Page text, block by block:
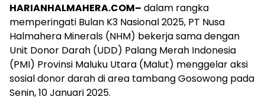
HARIANHALMAHERA.COM– dalam rangka
memperingati Bulan K3 Nasional 2025, PT Nusa
Halmahera Minerals (NHM) bekerja sama dengan
Unit Donor Darah (UDD) Palang Merah Indonesia
(PMI) Provinsi Maluku Utara (Malut) menggelar aksi
sosial donor darah di area tambang Gosowong pada
Senin, 10 Januari 2025.